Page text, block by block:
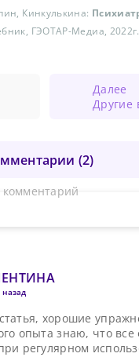
Кинкулькина:
ГЭОТАР-Медиа, 2022г.
Далее
(2)
комментарий
назад
хорошие
опыта знаю, что
регулярном